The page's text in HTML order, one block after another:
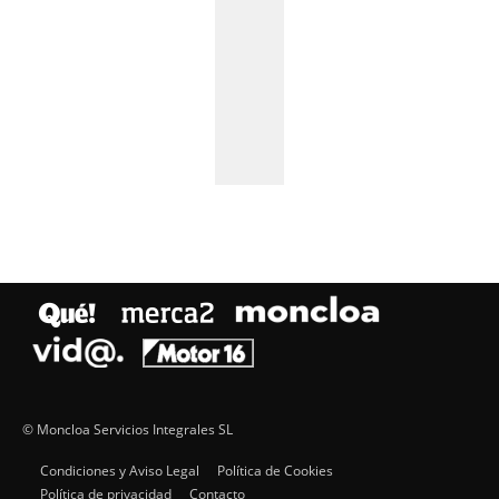
© Moncloa Servicios Integrales SL
Condiciones y Aviso Legal
Política de Cookies
Política de privacidad
Contacto